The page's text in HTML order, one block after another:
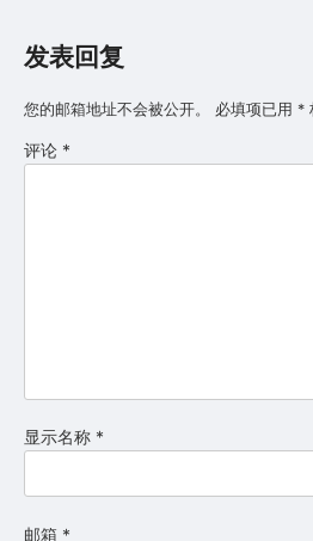
发表回复
您的邮箱地址不会被公开。 必填项已用 *
评论 *
显示名称 *
邮箱 *